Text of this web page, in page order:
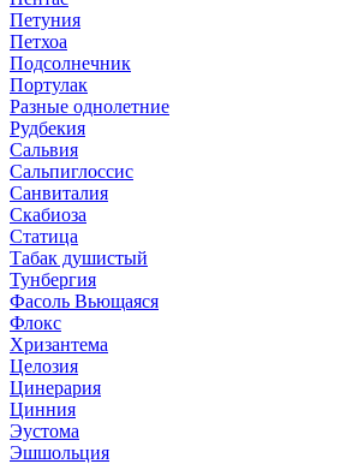
Петуния
Петхоа
Подсолнечник
Портулак
Разные однолетние
Рудбекия
Сальвия
Сальпиглоссис
Санвиталия
Скабиоза
Статица
Табак душистый
Тунбергия
Фасоль Вьющаяся
Флокс
Хризантема
Целозия
Цинерария
Цинния
Эустома
Эшшольция